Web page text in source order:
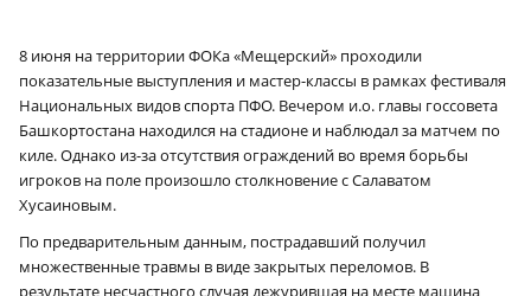
8 июня на территории ФОКа«Мещерский» проходили
показательные выступления и мастер-классы в рамках фестиваля
Национальных видов спорта ПФО. Вечером и.о. главы госсовета
Башкортостана находился на стадионе и наблюдал за матчем по
киле. Однако из-за отсутствия ограждений во время борьбы
игроков на поле произошло столкновение сСалаватом
Хусаиновым.
По предварительным данным, пострадавший получил
множественные травмы в виде закрытых переломов. В